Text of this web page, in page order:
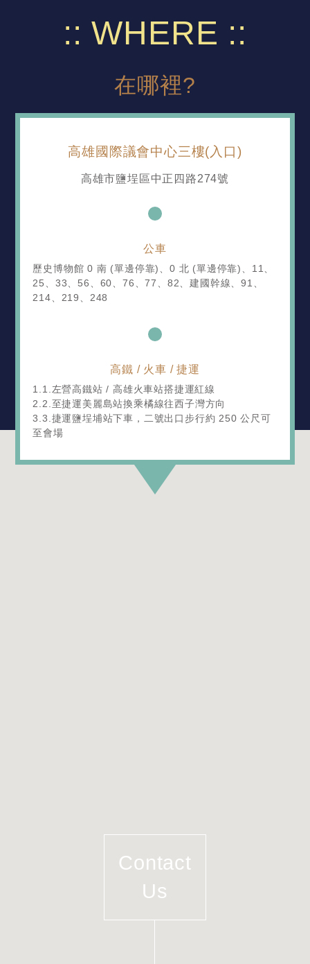
WHERE
在哪裡?
高雄國際議會中心三樓(入口)
高雄市鹽埕區中正四路274號
公車
歷史博物館 0 南 (單邊停靠)、0 北 (單邊停靠)、11、
25、33、56、60、76、77、82、建國幹線、91、
214、219、248
高鐵 / 火車 / 捷運
1.1.左營高鐵站 / 高雄火車站搭捷運紅線
2.2.至捷運美麗島站換乘橘線往西子灣方向
3.3.捷運鹽埕埔站下車，二號出口步行約 250 公尺可
至會場
Contact
Us